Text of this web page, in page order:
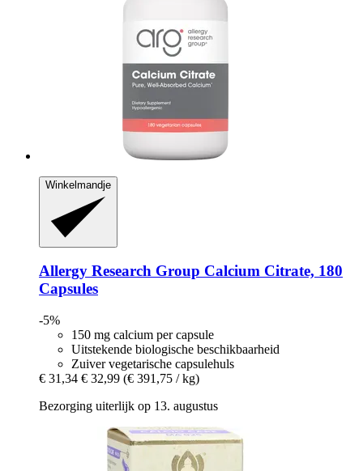
Winkelmandje
Allergy Research Group Calcium Citrate, 180
Capsules
-5%
150 mg calcium per capsule
Uitstekende biologische beschikbaarheid
Zuiver vegetarische capsulehuls
€ 31,34 € 32,99 (€ 391,75 / kg)
Bezorging uiterlijk op 13. augustus